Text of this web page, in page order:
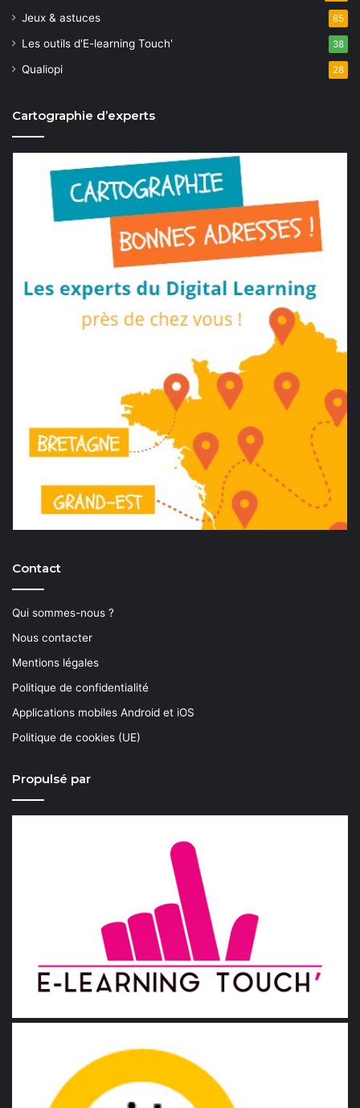
Jeux & astuces 85
Les outils d'E-learning Touch' 38
Qualiopi 28
Cartographie d’experts
Contact
Qui sommes-nous ?
Nous contacter
Mentions légales
Politique de confidentialité
Applications mobiles Android et iOS
Politique de cookies (UE)
Propulsé par